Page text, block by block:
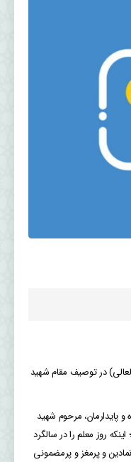
العالی) در توصیف مقام شهید
پایدارمان، مرحوم شهید
روز معلم را در سالگرد
و پرمغز و پرمضمونی